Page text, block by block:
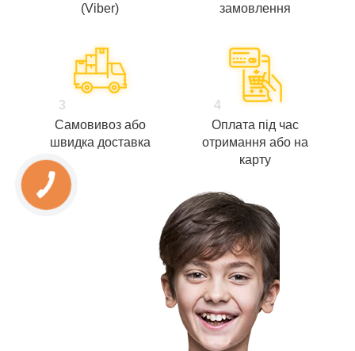
(Viber)
замовлення
3
Самовивоз або
швидка доставка
4
Оплата під час
отримання або на
карту